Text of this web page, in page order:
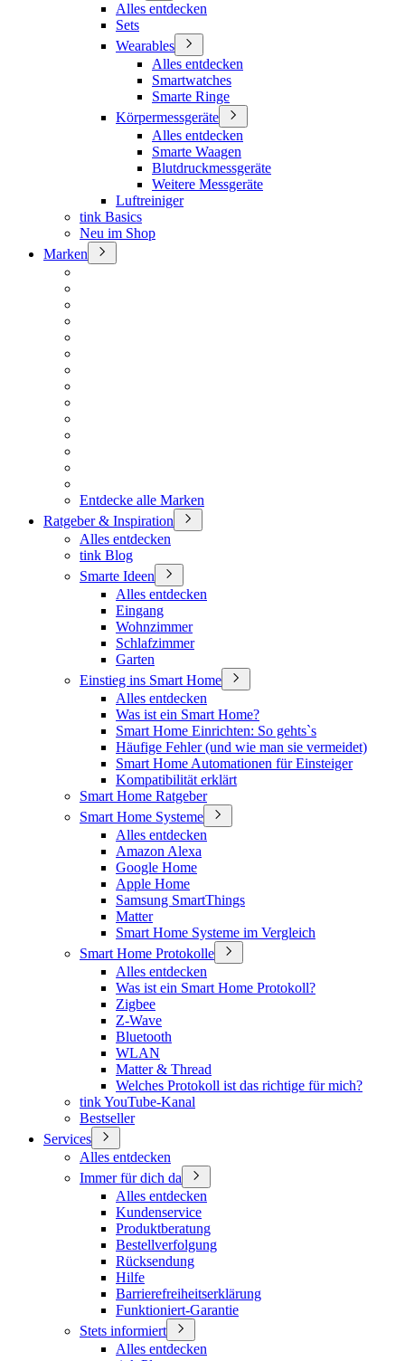
Alles entdecken
Sets
Wearables
Alles entdecken
Smartwatches
Smarte Ringe
Körpermessgeräte
Alles entdecken
Smarte Waagen
Blutdruckmessgeräte
Weitere Messgeräte
Luftreiniger
tink Basics
Neu im Shop
Marken
Entdecke alle Marken
Ratgeber & Inspiration
Alles entdecken
tink Blog
Smarte Ideen
Alles entdecken
Eingang
Wohnzimmer
Schlafzimmer
Garten
Einstieg ins Smart Home
Alles entdecken
Was ist ein Smart Home?
Smart Home Einrichten: So gehts`s
Häufige Fehler (und wie man sie vermeidet)
Smart Home Automationen für Einsteiger
Kompatibilität erklärt
Smart Home Ratgeber
Smart Home Systeme
Alles entdecken
Amazon Alexa
Google Home
Apple Home
Samsung SmartThings
Matter
Smart Home Systeme im Vergleich
Smart Home Protokolle
Alles entdecken
Was ist ein Smart Home Protokoll?
Zigbee
Z-Wave
Bluetooth
WLAN
Matter & Thread
Welches Protokoll ist das richtige für mich?
tink YouTube-Kanal
Bestseller
Services
Alles entdecken
Immer für dich da
Alles entdecken
Kundenservice
Produktberatung
Bestellverfolgung
Rücksendung
Hilfe
Barrierefreiheitserklärung
Funktioniert-Garantie
Stets informiert
Alles entdecken